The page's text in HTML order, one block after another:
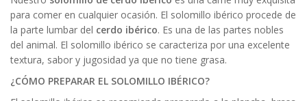
para comer en cualquier ocasión. El solomillo ibérico procede de
la parte lumbar del cerdo ibérico. Es una de las partes nobles
del animal. El solomillo ibérico se caracteriza por una excelente
textura, sabor y jugosidad ya que no tiene grasa.
¿CÓMO PREPARAR EL SOLOMILLO IBÉRICO?